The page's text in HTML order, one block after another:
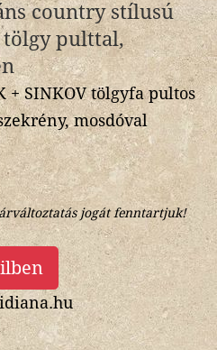
country stílusú
pulttal,
+ SINKOV tölgyfa pultos
mosdóval
jogát fenntartjuk!